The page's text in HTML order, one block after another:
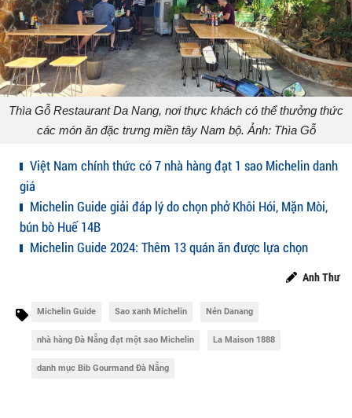
Thìa Gỗ Restaurant Da Nang, nơi thực khách có thể thưởng thức
các món ăn đặc trưng miền tây Nam bộ. Ảnh: Thìa Gỗ
Việt Nam chính thức có 7 nhà hàng đạt 1 sao Michelin danh
giá
Michelin Guide giải đáp lý do chọn phở Khôi Hói, Mặn Mòi,
bún bò Huế 14B
Michelin Guide 2024: Thêm 13 quán ăn được lựa chọn
Anh Thư
Michelin Guide Sao xanh Michelin Nén Danang
nhà hàng Đà Nẵng đạt một sao Michelin La Maison 1888
danh mục Bib Gourmand Đà Nẵng